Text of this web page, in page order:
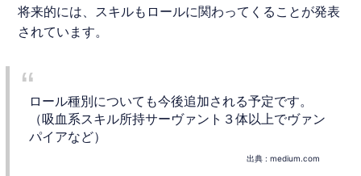
将来的には、スキルもロールに関わってくることが発表
されています。
ロール種別についても今後追加される予定です。
（吸血系スキル所持サーヴァント３体以上でヴァン
パイアなど）
出典 : medium.com